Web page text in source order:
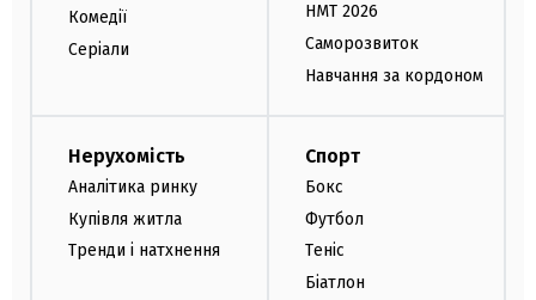
Комедії
Серіали
НМТ 2026
Саморозвиток
Навчання за кордоном
Нерухомість
Аналітика ринку
Купівля житла
Тренди і натхнення
Спорт
Бокс
Футбол
Теніс
Біатлон